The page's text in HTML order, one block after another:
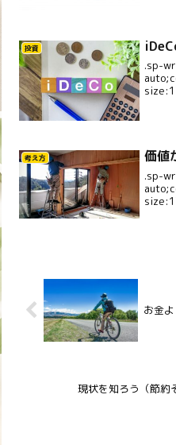
投資
.sp-
考え方 価値
.sp-
お金
現状を知ろう（節約